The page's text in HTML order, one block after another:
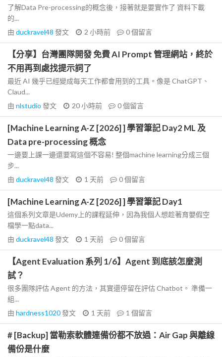
了解Data Pre-processing的概念後，接著就是要實作了 資料下載
的...
由 duckravel48 發文 2 小時前 0個留言
【分享】台灣團隊開發 免費 AI Prompt 管理網站，終於
不用再到處找提示詞了
最近 AI 幾乎已經變成每天工作都會用到的工具。像是 ChatGPT、
Claud...
由 nlstudio 發文 20 小時前 0個留言
[Machine Learning A-Z [2026] ] 學習筆記 Day2 ML 及
Data pre-processing 概念
一邊要上課一邊還要寫這個不容易! 整個machine learning分成三個
步...
由 duckravel48 發文 1 天前 0個留言
[Machine Learning A-Z [2026] ] 學習筆記 Day1
這個系列文章是Udemy上的課程延伸，因為我個人想趁著育嬰假空
檔學一點data...
由 duckravel48 發文 1 天前 0個留言
【Agent Evaluation 系列 1/6】Agent 到底該怎麼測
試？
很多團隊評估 Agent 的方法，其實還停留在評估 Chatbot。 準備一
組...
由 hardness1020發文 1 天前 1 個留言
# [Backup] 當勒索軟體連備份都不放過：Air Gap 與離線
備份是什麼